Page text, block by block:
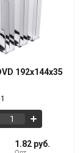
192х144х35
1.82 руб.
За 1 шт.
8.50 руб.
3.65 руб.
3.28 руб.